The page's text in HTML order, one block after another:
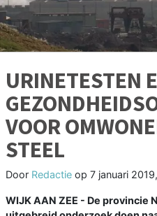
URINETESTEN
VOOR
STEEL
Door Redactie op 7 januari
WIJK AAN ZEE - De provincie